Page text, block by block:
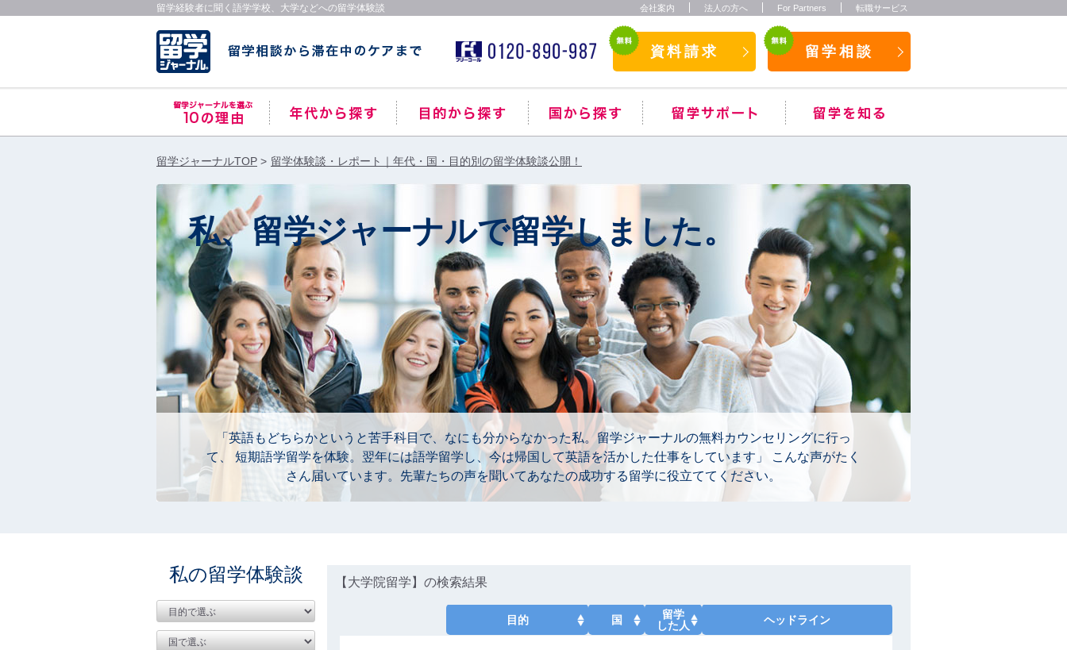
留学経験者に聞く語学学校、大学などへの留学体験談 会社案内 法人の方へ For Partners 転職サービス
資料請求 留学相談
留学ジャーナルTOP 留学体験談・レポート｜年代・国・目的別の留学体験談公開！
私、留学ジャーナルで留学しました。
「英語もどちらかというと苦手科目で、なにも分からなかった私。留学ジャーナルの無料カウンセリングに行っ
て、 短期語学留学を体験。翌年には語学留学し、今は帰国して英語を活かした仕事をしています」 こんな声がたく
さん届いています。先輩たちの声を聞いてあなたの成功する留学に役立ててください。
私の留学体験談 【大学院留学】の検索結果
目的 国
留学
した人
ヘッドライン